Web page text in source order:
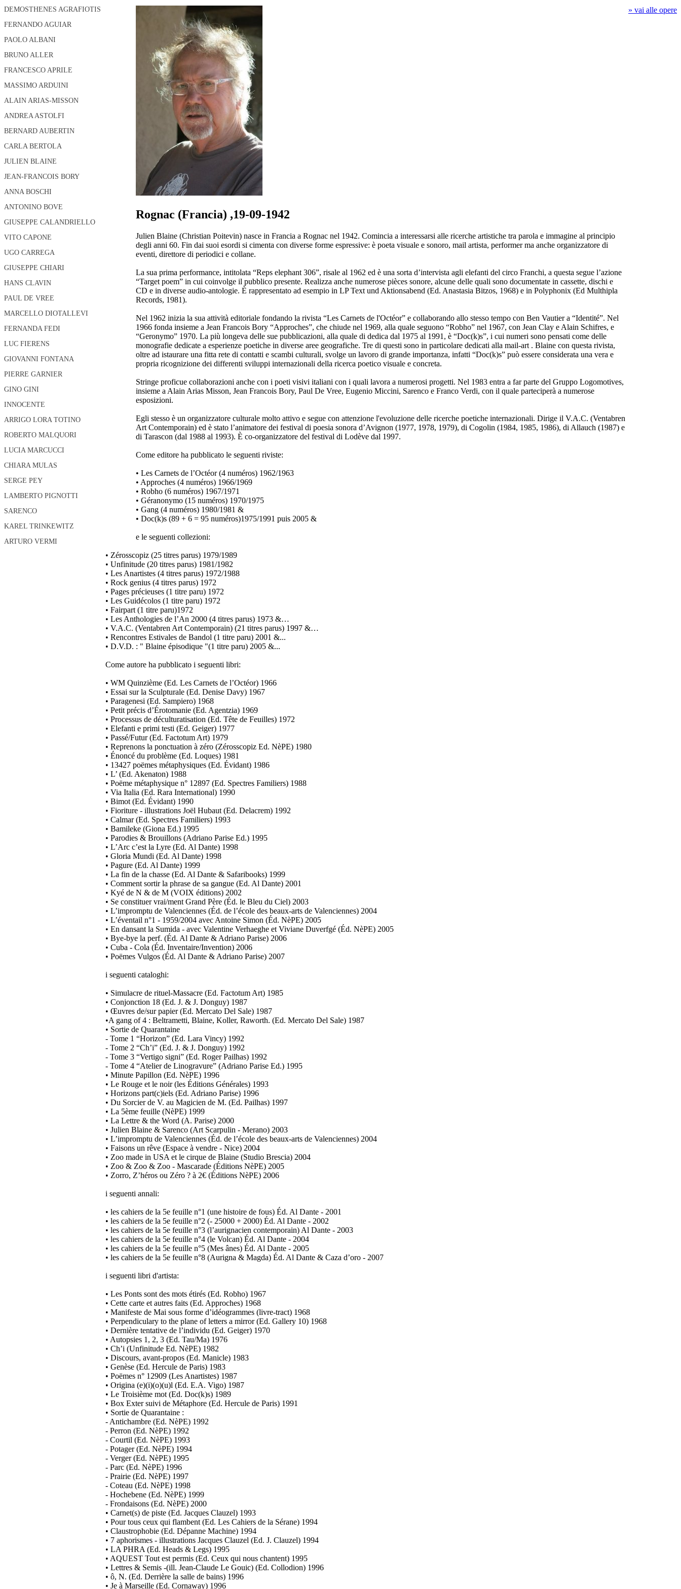
DEMOSTHENES AGRAFIOTIS
FERNANDO AGUIAR
PAOLO ALBANI
BRUNO ALLER
FRANCESCO APRILE
MASSIMO ARDUINI
ALAIN ARIAS-MISSON
ANDREA ASTOLFI
BERNARD AUBERTIN
CARLA BERTOLA
JULIEN BLAINE
JEAN-FRANCOIS BORY
ANNA BOSCHI
ANTONINO BOVE
GIUSEPPE CALANDRIELLO
VITO CAPONE
UGO CARREGA
GIUSEPPE CHIARI
HANS CLAVIN
PAUL DE VREE
MARCELLO DIOTALLEVI
FERNANDA FEDI
LUC FIERENS
GIOVANNI FONTANA
PIERRE GARNIER
GINO GINI
INNOCENTE
ARRIGO LORA TOTINO
ROBERTO MALQUORI
LUCIA MARCUCCI
CHIARA MULAS
SERGE PEY
LAMBERTO PIGNOTTI
SARENCO
KAREL TRINKEWITZ
ARTURO VERMI
» vai alle opere
Rognac (Francia) ,19-09-1942
Julien Blaine (Christian Poitevin) nasce in Francia a Rognac nel 1942. Comincia a interessarsi alle ricerche artistiche tra parola e immagine al principio
degli anni 60. Fin dai suoi esordi si cimenta con diverse forme espressive: è poeta visuale e sonoro, mail artista, performer ma anche organizzatore di
eventi, direttore di periodici e collane.
La sua prima performance, intitolata “Reps elephant 306”, risale al 1962 ed è una sorta d’intervista agli elefanti del circo Franchi, a questa segue l’azione
“Target poem” in cui coinvolge il pubblico presente. Realizza anche numerose pièces sonore, alcune delle quali sono documentate in cassette, dischi e
CD e in diverse audio-antologie. È rappresentato ad esempio in LP Text und Aktionsabend (Ed. Anastasia Bitzos, 1968) e in Polyphonix (Ed Multhipla
Records, 1981).
Nel 1962 inizia la sua attività editoriale fondando la rivista “Les Carnets de l'Octéor” e collaborando allo stesso tempo con Ben Vautier a “Identité”. Nel
1966 fonda insieme a Jean Francois Bory “Approches”, che chiude nel 1969, alla quale seguono “Robho” nel 1967, con Jean Clay e Alain Schifres, e
“Geronymo” 1970. La più longeva delle sue pubblicazioni, alla quale di dedica dal 1975 al 1991, è “Doc(k)s”, i cui numeri sono pensati come delle
monografie dedicate a esperienze poetiche in diverse aree geografiche. Tre di questi sono in particolare dedicati alla mail-art . Blaine con questa rivista,
oltre ad istaurare una fitta rete di contatti e scambi culturali, svolge un lavoro di grande importanza, infatti “Doc(k)s” può essere considerata una vera e
propria ricognizione dei differenti sviluppi internazionali della ricerca poetico visuale e concreta.
Stringe proficue collaborazioni anche con i poeti visivi italiani con i quali lavora a numerosi progetti. Nel 1983 entra a far parte del Gruppo Logomotives,
insieme a Alain Arias Misson, Jean Francois Bory, Paul De Vree, Eugenio Miccini, Sarenco e Franco Verdi, con il quale parteciperà a numerose
esposizioni.
Egli stesso è un organizzatore culturale molto attivo e segue con attenzione l'evoluzione delle ricerche poetiche internazionali. Dirige il V.A.C. (Ventabren
Art Contemporain) ed è stato l’animatore dei festival di poesia sonora d’Avignon (1977, 1978, 1979), di Cogolin (1984, 1985, 1986), di Allauch (1987) e
di Tarascon (dal 1988 al 1993). È co-organizzatore del festival di Lodève dal 1997.
Come editore ha pubblicato le seguenti riviste:
• Les Carnets de l’Octéor (4 numéros) 1962/1963
• Approches (4 numéros) 1966/1969
• Robho (6 numéros) 1967/1971
• Géranonymo (15 numéros) 1970/1975
• Gang (4 numéros) 1980/1981 &
• Doc(k)s (89 + 6 = 95 numéros)1975/1991 puis 2005 &
e le seguenti collezioni:
• Zérosscopiz (25 titres parus) 1979/1989
• Unfinitude (20 titres parus) 1981/1982
• Les Anartistes (4 titres parus) 1972/1988
• Rock genius (4 titres parus) 1972
• Pages précieuses (1 titre paru) 1972
• Les Guidécolos (1 titre paru) 1972
• Fairpart (1 titre paru)1972
• Les Anthologies de l’An 2000 (4 titres parus) 1973 &…
• V.A.C. (Ventabren Art Contemporain) (21 titres parus) 1997 &…
• Rencontres Estivales de Bandol (1 titre paru) 2001 &...
• D.V.D. : " Blaine épisodique "(1 titre paru) 2005 &...
Come autore ha pubblicato i seguenti libri:
• WM Quinzième (Ed. Les Carnets de l’Octéor) 1966
• Essai sur la Sculpturale (Ed. Denise Davy) 1967
• Paragenesi (Ed. Sampiero) 1968
• Petit précis d’Érotomanie (Ed. Agentzia) 1969
• Processus de déculturatisation (Ed. Tête de Feuilles) 1972
• Elefanti e primi testi (Ed. Geiger) 1977
• Passé/Futur (Ed. Factotum Art) 1979
• Reprenons la ponctuation à zéro (Zérosscopiz Ed. NèPE) 1980
• Énoncé du problème (Ed. Loques) 1981
• 13427 poëmes métaphysiques (Ed. Évidant) 1986
• L’ (Ed. Akenaton) 1988
• Poëme métaphysique n° 12897 (Ed. Spectres Familiers) 1988
• Via Italia (Ed. Rara International) 1990
• Bimot (Ed. Évidant) 1990
• Fioriture - illustrations Joël Hubaut (Ed. Delacrem) 1992
• Calmar (Ed. Spectres Familiers) 1993
• Bamileke (Giona Ed.) 1995
• Parodies & Brouillons (Adriano Parise Ed.) 1995
• L’Arc c’est la Lyre (Ed. Al Dante) 1998
• Gloria Mundi (Ed. Al Dante) 1998
• Pagure (Ed. Al Dante) 1999
• La fin de la chasse (Ed. Al Dante & Safaribooks) 1999
• Comment sortir la phrase de sa gangue (Ed. Al Dante) 2001
• Kyé de N & de M (VOIX éditions) 2002
• Se constituer vrai/ment Grand Père (Éd. le Bleu du Ciel) 2003
• L’impromptu de Valenciennes (Éd. de l’école des beaux-arts de Valenciennes) 2004
• L’éventail n°1 - 1959/2004 avec Antoine Simon (Éd. NèPE) 2005
• En dansant la Sumida - avec Valentine Verhaeghe et Viviane Duverfgé (Éd. NèPE) 2005
• Bye-bye la perf. (Éd. Al Dante & Adriano Parise) 2006
• Cuba - Cola (Éd. Inventaire/Invention) 2006
• Poëmes Vulgos (Éd. Al Dante & Adriano Parise) 2007
i seguenti cataloghi:
• Simulacre de rituel-Massacre (Ed. Factotum Art) 1985
• Conjonction 18 (Ed. J. & J. Donguy) 1987
• Œuvres de/sur papier (Ed. Mercato Del Sale) 1987
•A gang of 4 : Beltrametti, Blaine, Koller, Raworth. (Ed. Mercato Del Sale) 1987
• Sortie de Quarantaine
- Tome 1 “Horizon” (Ed. Lara Vincy) 1992
- Tome 2 “Ch’i” (Ed. J. & J. Donguy) 1992
- Tome 3 “Vertigo signi” (Ed. Roger Pailhas) 1992
- Tome 4 “Atelier de Linogravure” (Adriano Parise Ed.) 1995
• Minute Papillon (Ed. NèPE) 1996
• Le Rouge et le noir (les Éditions Générales) 1993
• Horizons part(c)iels (Ed. Adriano Parise) 1996
• Du Sorcier de V. au Magicien de M. (Ed. Pailhas) 1997
• La 5ème feuille (NèPE) 1999
• La Lettre & the Word (A. Parise) 2000
• Julien Blaine & Sarenco (Art Scarpulin - Merano) 2003
• L’impromptu de Valenciennes (Éd. de l’école des beaux-arts de Valenciennes) 2004
• Faisons un rêve (Espace à vendre - Nice) 2004
• Zoo made in USA et le cirque de Blaine (Studio Brescia) 2004
• Zoo & Zoo & Zoo - Mascarade (Éditions NèPE) 2005
• Zorro, Z’héros ou Zéro ? à 2€ (Éditions NèPE) 2006
i seguenti annali:
• les cahiers de la 5e feuille n°1 (une histoire de fous) Éd. Al Dante - 2001
• les cahiers de la 5e feuille n°2 (- 25000 + 2000) Éd. Al Dante - 2002
• les cahiers de la 5e feuille n°3 (l’aurignacien contemporain) Al Dante - 2003
• les cahiers de la 5e feuille n°4 (le Volcan) Éd. Al Dante - 2004
• les cahiers de la 5e feuille n°5 (Mes ânes) Éd. Al Dante - 2005
• les cahiers de la 5e feuille n°8 (Aurigna & Magda) Éd. Al Dante & Caza d’oro - 2007
i seguenti libri d'artista:
• Les Ponts sont des mots étirés (Ed. Robho) 1967
• Cette carte et autres faits (Ed. Approches) 1968
• Manifeste de Mai sous forme d’idéogrammes (livre-tract) 1968
• Perpendiculary to the plane of letters a mirror (Ed. Gallery 10) 1968
• Dernière tentative de l’individu (Ed. Geiger) 1970
• Autopsies 1, 2, 3 (Ed. Tau/Ma) 1976
• Ch’i (Unfinitude Ed. NèPE) 1982
• Discours, avant-propos (Ed. Manicle) 1983
• Genèse (Ed. Hercule de Paris) 1983
• Poëmes n° 12909 (Les Anartistes) 1987
• Origina (e)(i)(o)(u)l (Ed. E.A. Vigo) 1987
• Le Troisième mot (Ed. Doc(k)s) 1989
• Box Exter suivi de Métaphore (Ed. Hercule de Paris) 1991
• Sortie de Quarantaine :
- Antichambre (Ed. NèPE) 1992
- Perron (Ed. NèPE) 1992
- Courtil (Ed. NèPE) 1993
- Potager (Ed. NèPE) 1994
- Verger (Ed. NèPE) 1995
- Parc (Ed. NèPE) 1996
- Prairie (Ed. NèPE) 1997
- Coteau (Ed. NèPE) 1998
- Hochebene (Ed. NèPE) 1999
- Frondaisons (Ed. NèPE) 2000
• Carnet(s) de piste (Ed. Jacques Clauzel) 1993
• Pour tous ceux qui flambent (Ed. Les Cahiers de la Sérane) 1994
• Claustrophobie (Ed. Dépanne Machine) 1994
• 7 aphorismes - illustrations Jacques Clauzel (Ed. J. Clauzel) 1994
• LA PHRA (Ed. Heads & Legs) 1995
• AQUEST Tout est permis (Ed. Ceux qui nous chantent) 1995
• Lettres & Semis -(ill. Jean-Claude Le Gouic) (Ed. Collodion) 1996
• ô, N. (Ed. Derrière la salle de bains) 1996
• Je à Marseille (Ed. Cornaway) 1996